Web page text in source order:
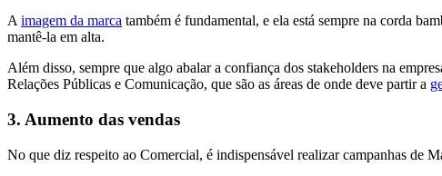
A imagem da marca também é fundamental, e ela está sempre na corda
mantê-la em alta.
Além disso, sempre que algo abalar a confiança dos stakeholders na
Relações Públicas e Comunicação, que são as áreas de onde deve partir a
3. Aumento das vendas
No que diz respeito ao Comercial, é indispensável realizar campanhas de